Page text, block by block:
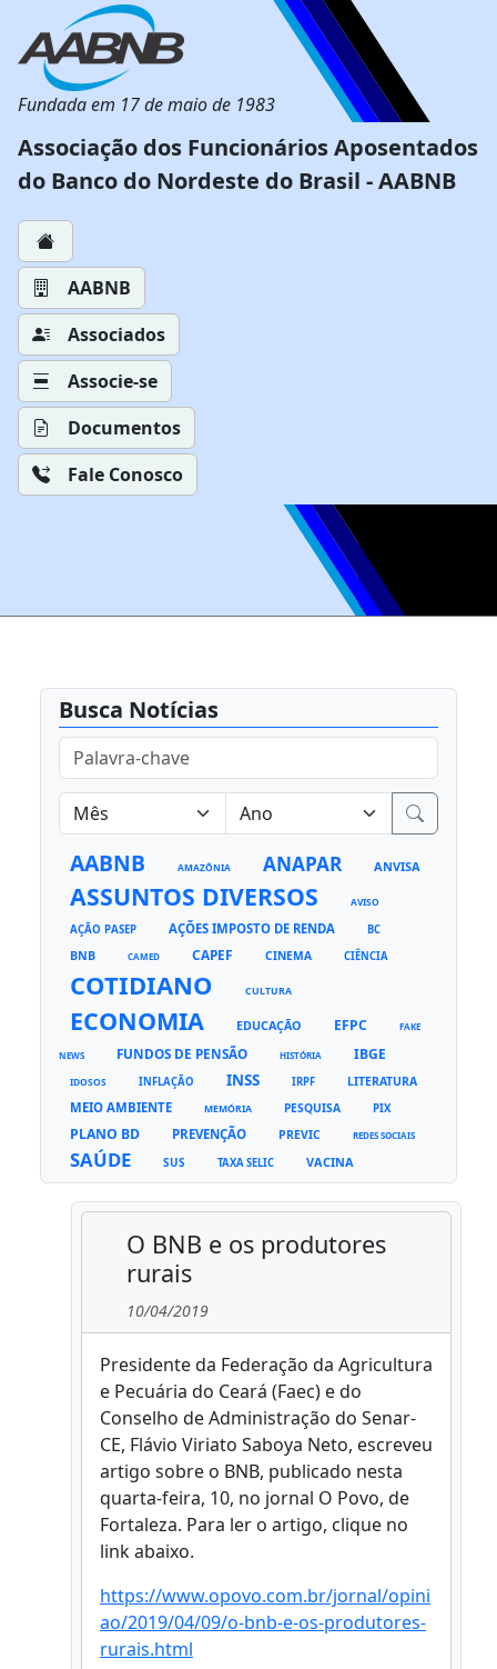
Fundada em 17 de maio de 1983
Associação dos Funcionários Aposentados
do Banco do Nordeste do Brasil - AABNB
AABNB
Associados
Associe-se
Documentos
Fale Conosco
Busca Notícias
AABNB AMAZÔNIA ANAPAR ANVISA
ASSUNTOS DIVERSOS AVISO
AÇÃO PASEP AÇÕES IMPOSTO DE RENDA BC
BNB CAMED CAPEF CINEMA CIÊNCIA
COTIDIANO CULTURA
ECONOMIA EDUCAÇÃO EFPC FAKE
NEWS FUNDOS DE PENSÃO HISTÓRIA IBGE
IDOSOS INFLAÇÃO INSS IRPF LITERATURA
MEIO AMBIENTE MEMÓRIA PESQUISA PIX
PLANO BD PREVENÇÃO PREVIC REDES SOCIAIS
SAÚDE SUS TAXA SELIC VACINA
O BNB e os produtores
rurais
10/04/2019
Presidente da Federação da Agricultura
e Pecuária do Ceará (Faec) e do
Conselho de Administração do Senar-
CE, Flávio Viriato Saboya Neto, escreveu
artigo sobre o BNB, publicado nesta
quarta-feira, 10, no jornal O Povo, de
Fortaleza. Para ler o artigo, clique no
link abaixo.
https://www.opovo.com.br/jornal/opini
ao/2019/04/09/o-bnb-e-os-produtores-
rurais.html